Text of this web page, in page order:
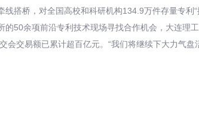
搭桥，对全国高校和科研机构134.9万件存量专
的50余项前沿专利技术现场寻找合作机会，大连理
会交易额已累计超百亿元。“我们将继续下大力气